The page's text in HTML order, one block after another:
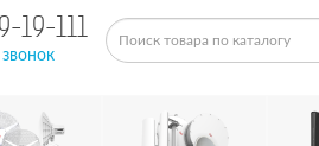
19-111
звонок